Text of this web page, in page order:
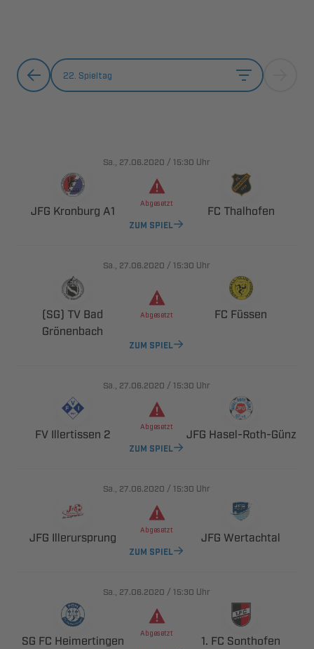
22. Spieltag
.,  / Uhr
     
ZUM SPIEL
.,  / Uhr
  

  
ZUM SPIEL
.,  / Uhr
     ​​
ZUM SPIEL
.,  / Uhr
    
ZUM SPIEL
.,  / Uhr
      